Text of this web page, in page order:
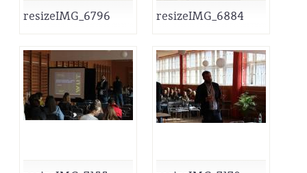
resizeIMG_6796 resizeIMG_6884